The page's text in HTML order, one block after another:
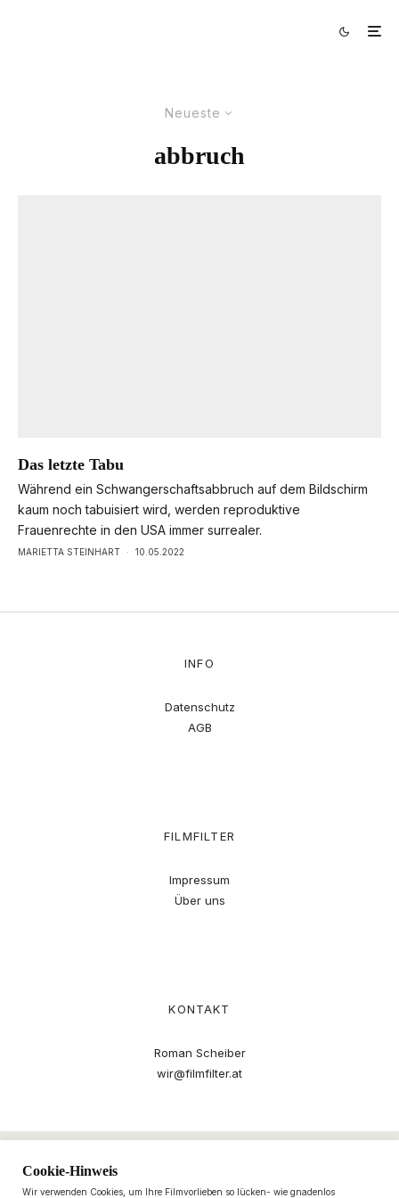
Neueste
abbruch
Das letzte Tabu
Während ein Schwangerschaftsabbruch auf dem Bildschirm
kaum noch tabuisiert wird, werden reproduktive
Frauenrechte in den USA immer surrealer.
MARIETTA STEINHART · 10.05.2022
INFO
Datenschutz
AGB
FILMFILTER
Impressum
Über uns
KONTAKT
Roman Scheiber
wir@filmfilter.at
Cookie-Hinweis
Wir verwenden Cookies, um Ihre Filmvorlieben so lücken- wie gnadenlos